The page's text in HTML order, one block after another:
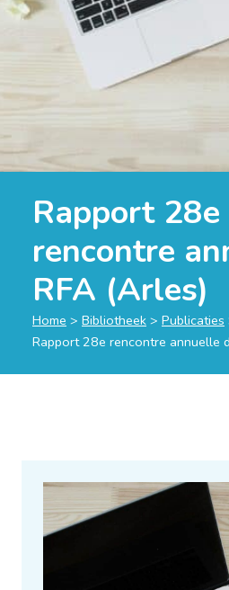
Rapport 28e
rencontre
RFA (Arles)
Home > Bibliotheek > Publicaties
Rapport 28e rencontre annuelle